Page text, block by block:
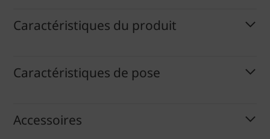
Caractéristiques du produit
Caractéristiques de pose
Accessoires